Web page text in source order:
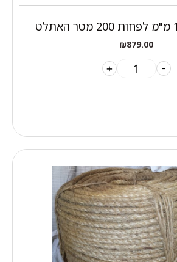
₪879.00
-
+